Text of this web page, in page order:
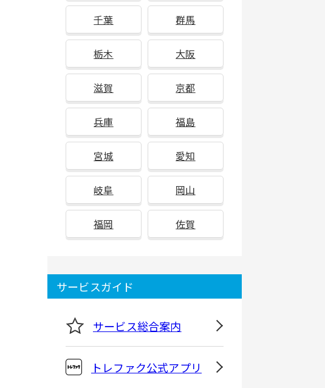
千葉 群馬
栃木 大阪
滋賀 京都
兵庫 福島
宮城 愛知
岐阜 岡山
福岡 佐賀
サービスガイド
サービス総合案内
トレファク公式アプリ